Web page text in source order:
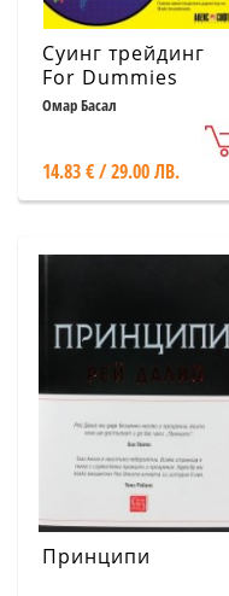
Суинг трейдинг
For Dummies
Омар Басал
14.83 € / 29.00 ЛВ.
Принципи